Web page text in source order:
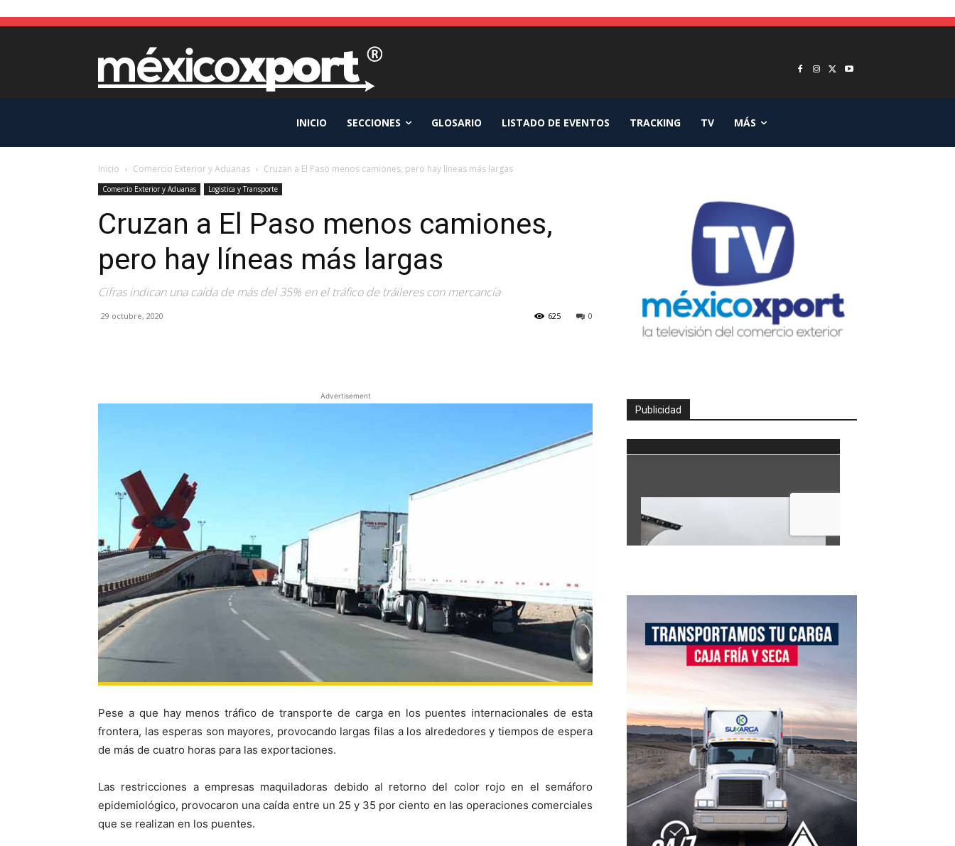
INICIO SECCIONES GLOSARIO LISTADO DE EVENTOS TRACKING TV MÁS
Inicio Comercio Exterior y Aduanas Cruzan a El Paso menos camiones, pero hay líneas más largas
Comercio Exterior y Aduanas Logistica y Transporte
Cruzan a El Paso menos camiones,
pero hay líneas más largas
Cifras indican una caída de más del 35% en el tráfico de tráileres con mercancía
29 octubre, 2020 0
625
Advertisement
Pese a que hay menos tráfico de transporte de carga en los puentes internacionales de esta
frontera, las esperas son mayores, provocando largas filas a los alrededores y tiempos de espera
de más de cuatro horas para las exportaciones.
Las restricciones a empresas maquiladoras debido al retorno del color rojo en el semáforo
epidemiológico, provocaron una caída entre un 25 y 35 por ciento en las operaciones comerciales
que se realizan en los puentes.
Publicidad